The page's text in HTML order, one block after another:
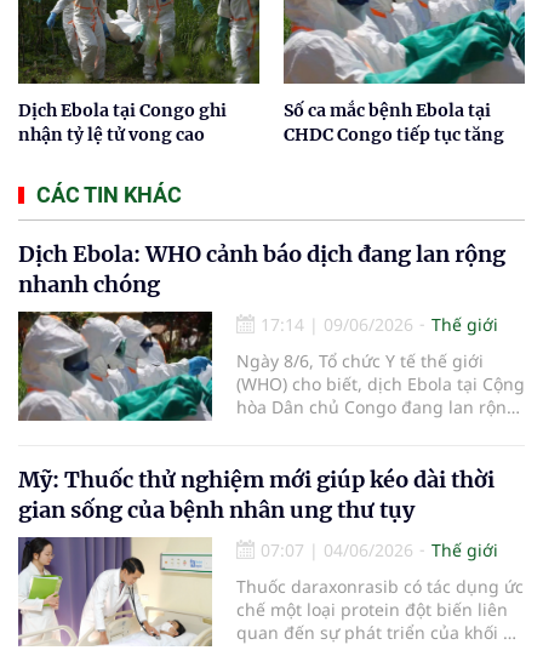
Dịch Ebola tại Congo ghi
nhận tỷ lệ tử vong cao
Số ca mắc bệnh Ebola tại
CHDC Congo tiếp tục tăng
CÁC TIN KHÁC
Dịch Ebola: WHO cảnh báo dịch đang lan rộng
nhanh chóng
17:14 | 09/06/2026
Thế giới
Ngày 8/6, Tổ chức Y tế thế giới
(WHO) cho biết, dịch Ebola tại Cộng
hòa Dân chủ Congo đang lan rộng
lây truyền xuyên biên giới sang
Uganda.
Mỹ: Thuốc thử nghiệm mới giúp kéo dài thời
gian sống của bệnh nhân ung thư tụy
07:07 | 04/06/2026
Thế giới
Thuốc daraxonrasib có tác dụng ức
chế một loại protein đột biến liên
quan đến sự phát triển của khối u,